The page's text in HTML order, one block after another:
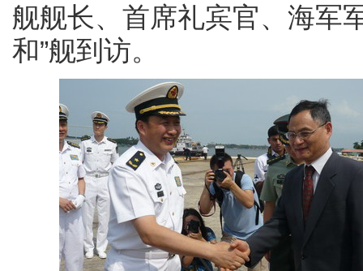
舰舰长、首席礼宾官、海军
和”舰到访。